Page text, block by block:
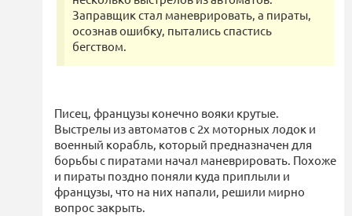
Заправщик стал маневрировать, а пираты,
осознав ошибку, пытались спастись
бегством.
Писец, французы конечно вояки крутые.
Выстрелы из автоматов с 2х моторных лодок и
военный корабль, который предназначен для
борьбы с пиратами начал маневрировать. Похоже
и пираты поздно поняли куда приплыли и
французы, что на них напали, решили мирно
вопрос закрыть.